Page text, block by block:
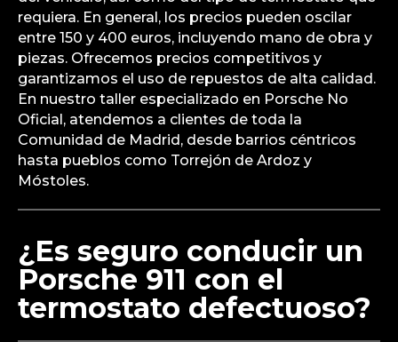
requiera. En general, los precios pueden oscilar
entre 150 y 400 euros, incluyendo mano de obra y
piezas. Ofrecemos precios competitivos y
garantizamos el uso de repuestos de alta calidad.
En nuestro taller especializado en Porsche No
Oficial, atendemos a clientes de toda la
Comunidad de Madrid, desde barrios céntricos
hasta pueblos como Torrejón de Ardoz y
Móstoles.
¿Es seguro conducir un
Porsche 911 con el
termostato defectuoso?